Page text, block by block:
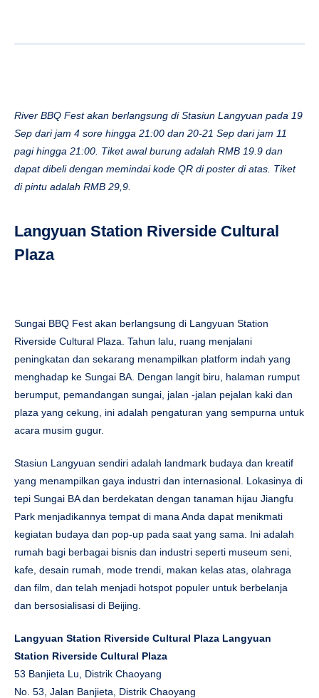
River BBQ Fest akan berlangsung di Stasiun Langyuan pada 19
Sep dari jam 4 sore hingga 21:00 dan 20-21 Sep dari jam 11
pagi hingga 21:00. Tiket awal burung adalah RMB 19.9 dan
dapat dibeli dengan memindai kode QR di poster di atas. Tiket
di pintu adalah RMB 29,9.
Langyuan Station Riverside Cultural
Plaza
Sungai BBQ Fest akan berlangsung di Langyuan Station
Riverside Cultural Plaza. Tahun lalu, ruang menjalani
peningkatan dan sekarang menampilkan platform indah yang
menghadap ke Sungai BA. Dengan langit biru, halaman rumput
berumput, pemandangan sungai, jalan -jalan pejalan kaki dan
plaza yang cekung, ini adalah pengaturan yang sempurna untuk
acara musim gugur.
Stasiun Langyuan sendiri adalah landmark budaya dan kreatif
yang menampilkan gaya industri dan internasional. Lokasinya di
tepi Sungai BA dan berdekatan dengan tanaman hijau Jiangfu
Park menjadikannya tempat di mana Anda dapat menikmati
kegiatan budaya dan pop-up pada saat yang sama. Ini adalah
rumah bagi berbagai bisnis dan industri seperti museum seni,
kafe, desain rumah, mode trendi, makan kelas atas, olahraga
dan film, dan telah menjadi hotspot populer untuk berbelanja
dan bersosialisasi di Beijing.
Langyuan Station Riverside Cultural Plaza Langyuan
Station Riverside Cultural Plaza
53 Banjieta Lu, Distrik Chaoyang
No. 53, Jalan Banjieta, Distrik Chaoyang